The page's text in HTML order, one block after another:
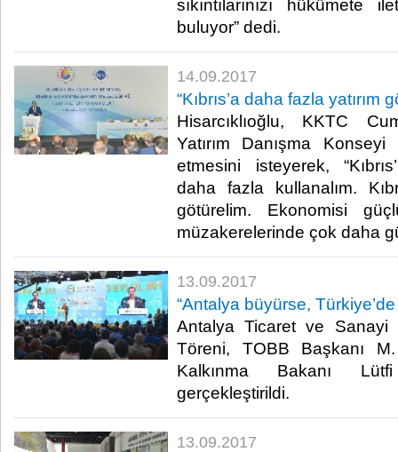
sıkıntılarınızı hükümete
buluyor” dedi.​
14.09.2017
“Kıbrıs’a daha fazla yatırım
Hisarcıklıoğlu, KKTC
Yatırım Danışma Konseyi
etmesini isteyerek,
daha fazla kullanalım.
götürelim. Ekonomisi
müzakerelerinde çok daha
13.09.2017
“Antalya büyürse,
Antalya Ticaret ve Sanayi
Töreni, TOBB Başkanı
Kalkınma Bakanı Lütfi
gerçekleştirildi.​
13.09.2017